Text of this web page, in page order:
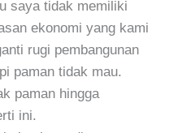
saya tidak memiliki
ekonomi yang kami
rugi pembangunan
paman tidak mau.
paman hingga
ini.